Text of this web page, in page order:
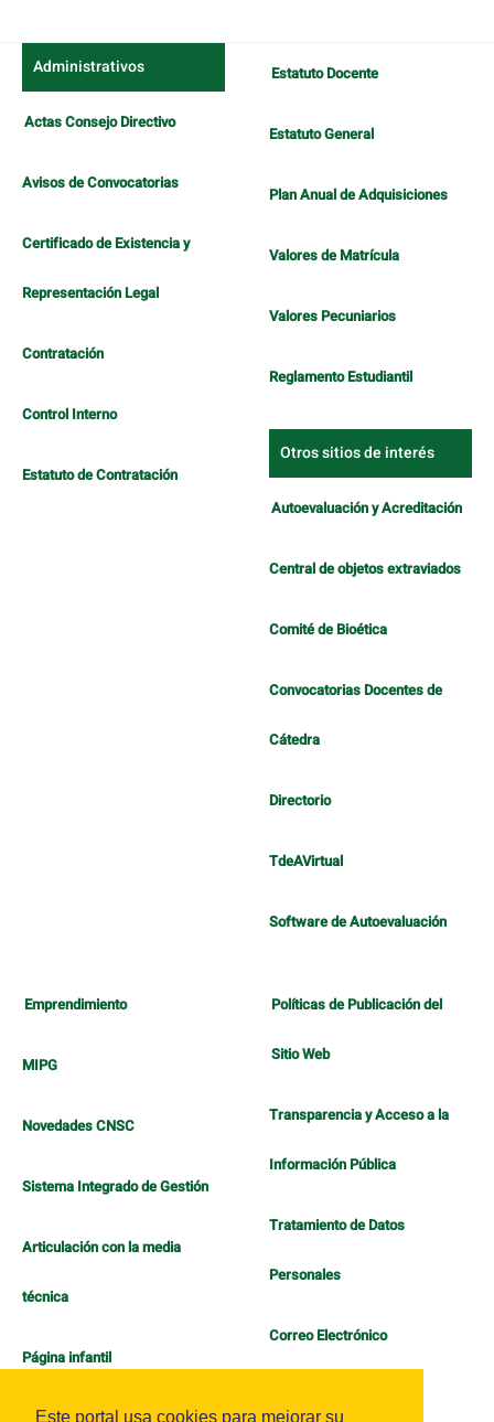
Este portal usa cookies para mejorar su
Administrativos
Actas Consejo Directivo
Avisos de Convocatorias
Certificado de Existencia y
Representación Legal
Contratación
Control Interno
Estatuto de Contratación
Estatuto Docente
Estatuto General
Plan Anual de Adquisiciones
Valores de Matrícula
Valores Pecuniarios
Reglamento Estudiantil
Otros sitios de interés
Autoevaluación y Acreditación
Central de objetos extraviados
Comité de Bioética
Convocatorias Docentes de
Cátedra
Directorio
TdeAVirtual
Software de Autoevaluación
Emprendimiento
MIPG
Novedades CNSC
Sistema Integrado de Gestión
Articulación con la media
técnica
Página infantil
Políticas de Publicación del
Sitio Web
Transparencia y Acceso a la
Información Pública
Tratamiento de Datos
Personales
Correo Electrónico